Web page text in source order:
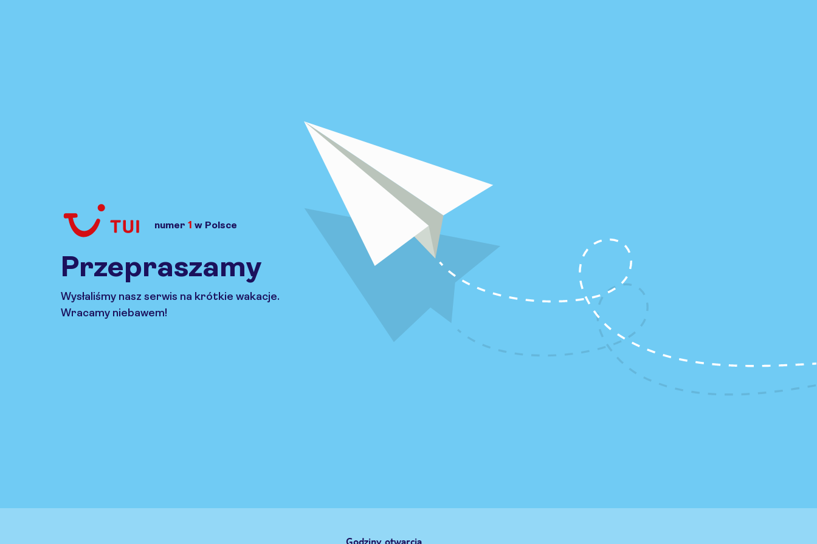
numer 1 w Polsce
Przepraszamy
Wysłaliśmy nasz serwis na krótkie wakacje.
Wracamy niebawem!
Godziny otwarcia